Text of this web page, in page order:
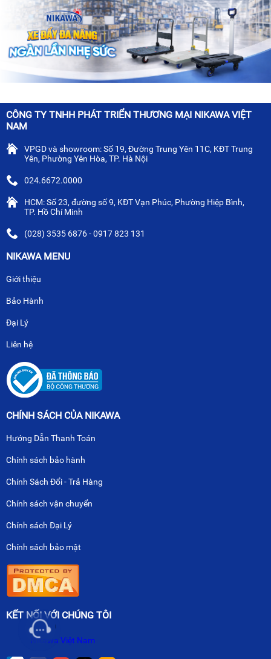
CÔNG TY TNHH PHÁT TRIỂN THƯƠNG MẠI NIKAWA VIỆT
NAM
VPGD và showroom: Số 19, Đường Trung Yên 11C, KĐT Trung
Yên, Phường Yên Hòa, TP. Hà Nội
024.6672.0000
HCM: Số 23, đường số 9, KĐT Vạn Phúc, Phường Hiệp Bình,
TP. Hồ Chí Minh
(028) 3535 6876 - 0917 823 131
NIKAWA MENU
Giới thiệu
Bảo Hành
Đại Lý
Liên hệ
CHÍNH SÁCH CỦA NIKAWA
Hướng Dẫn Thanh Toán
Chính sách bảo hành
Chính Sách Đổi - Trả Hàng
Chính sách vận chuyển
Chính sách Đại Lý
Chính sách bảo mật
KẾT NỐI VỚI CHÚNG TÔI
Nikawa Việt Nam